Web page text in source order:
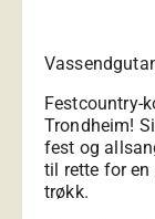
Festcountry-
Trondheim!
fest og
til rette for
trøkk.